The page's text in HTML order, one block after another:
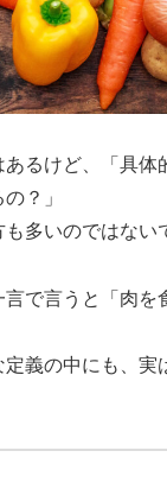
るけど、「具体
？」
多いのではない
で言うと「肉を
義の中にも、実